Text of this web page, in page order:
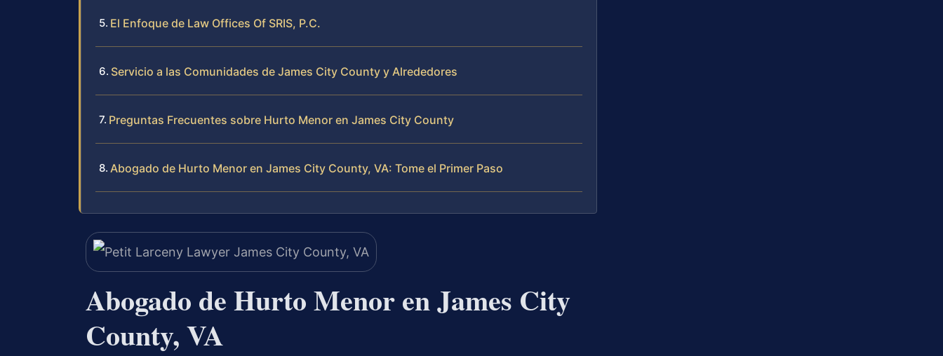
El Enfoque de Law Offices Of SRIS, P.C.
Servicio a las Comunidades de James City County y Alrededores
Preguntas Frecuentes sobre Hurto Menor en James City County
Abogado de Hurto Menor en James City County, VA: Tome el Primer Paso
Abogado de Hurto Menor en James City
County, VA